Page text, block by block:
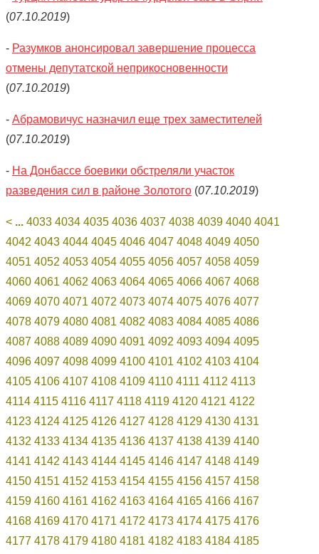
(07.10.2019)
- Разумков анонсировал завершение процесса
отмены депутатской неприкосновенности
(07.10.2019)
- Абрамовичус назначил еще трех заместителей
(07.10.2019)
- На Донбассе боевики обстреляли участок
разведения сил в районе Золотого (07.10.2019)
< ... 4033 4034 4035 4036 4037 4038 4039 4040 4041
4042 4043 4044 4045 4046 4047 4048 4049 4050
4051 4052 4053 4054 4055 4056 4057 4058 4059
4060 4061 4062 4063 4064 4065 4066 4067 4068
4069 4070 4071 4072 4073 4074 4075 4076 4077
4078 4079 4080 4081 4082 4083 4084 4085 4086
4087 4088 4089 4090 4091 4092 4093 4094 4095
4096 4097 4098 4099 4100 4101 4102 4103 4104
4105 4106 4107 4108 4109 4110 4111 4112 4113
4114 4115 4116 4117 4118 4119 4120 4121 4122
4123 4124 4125 4126 4127 4128 4129 4130 4131
4132 4133 4134 4135 4136 4137 4138 4139 4140
4141 4142 4143 4144 4145 4146 4147 4148 4149
4150 4151 4152 4153 4154 4155 4156 4157 4158
4159 4160 4161 4162 4163 4164 4165 4166 4167
4168 4169 4170 4171 4172 4173 4174 4175 4176
4177 4178 4179 4180 4181 4182 4183 4184 4185